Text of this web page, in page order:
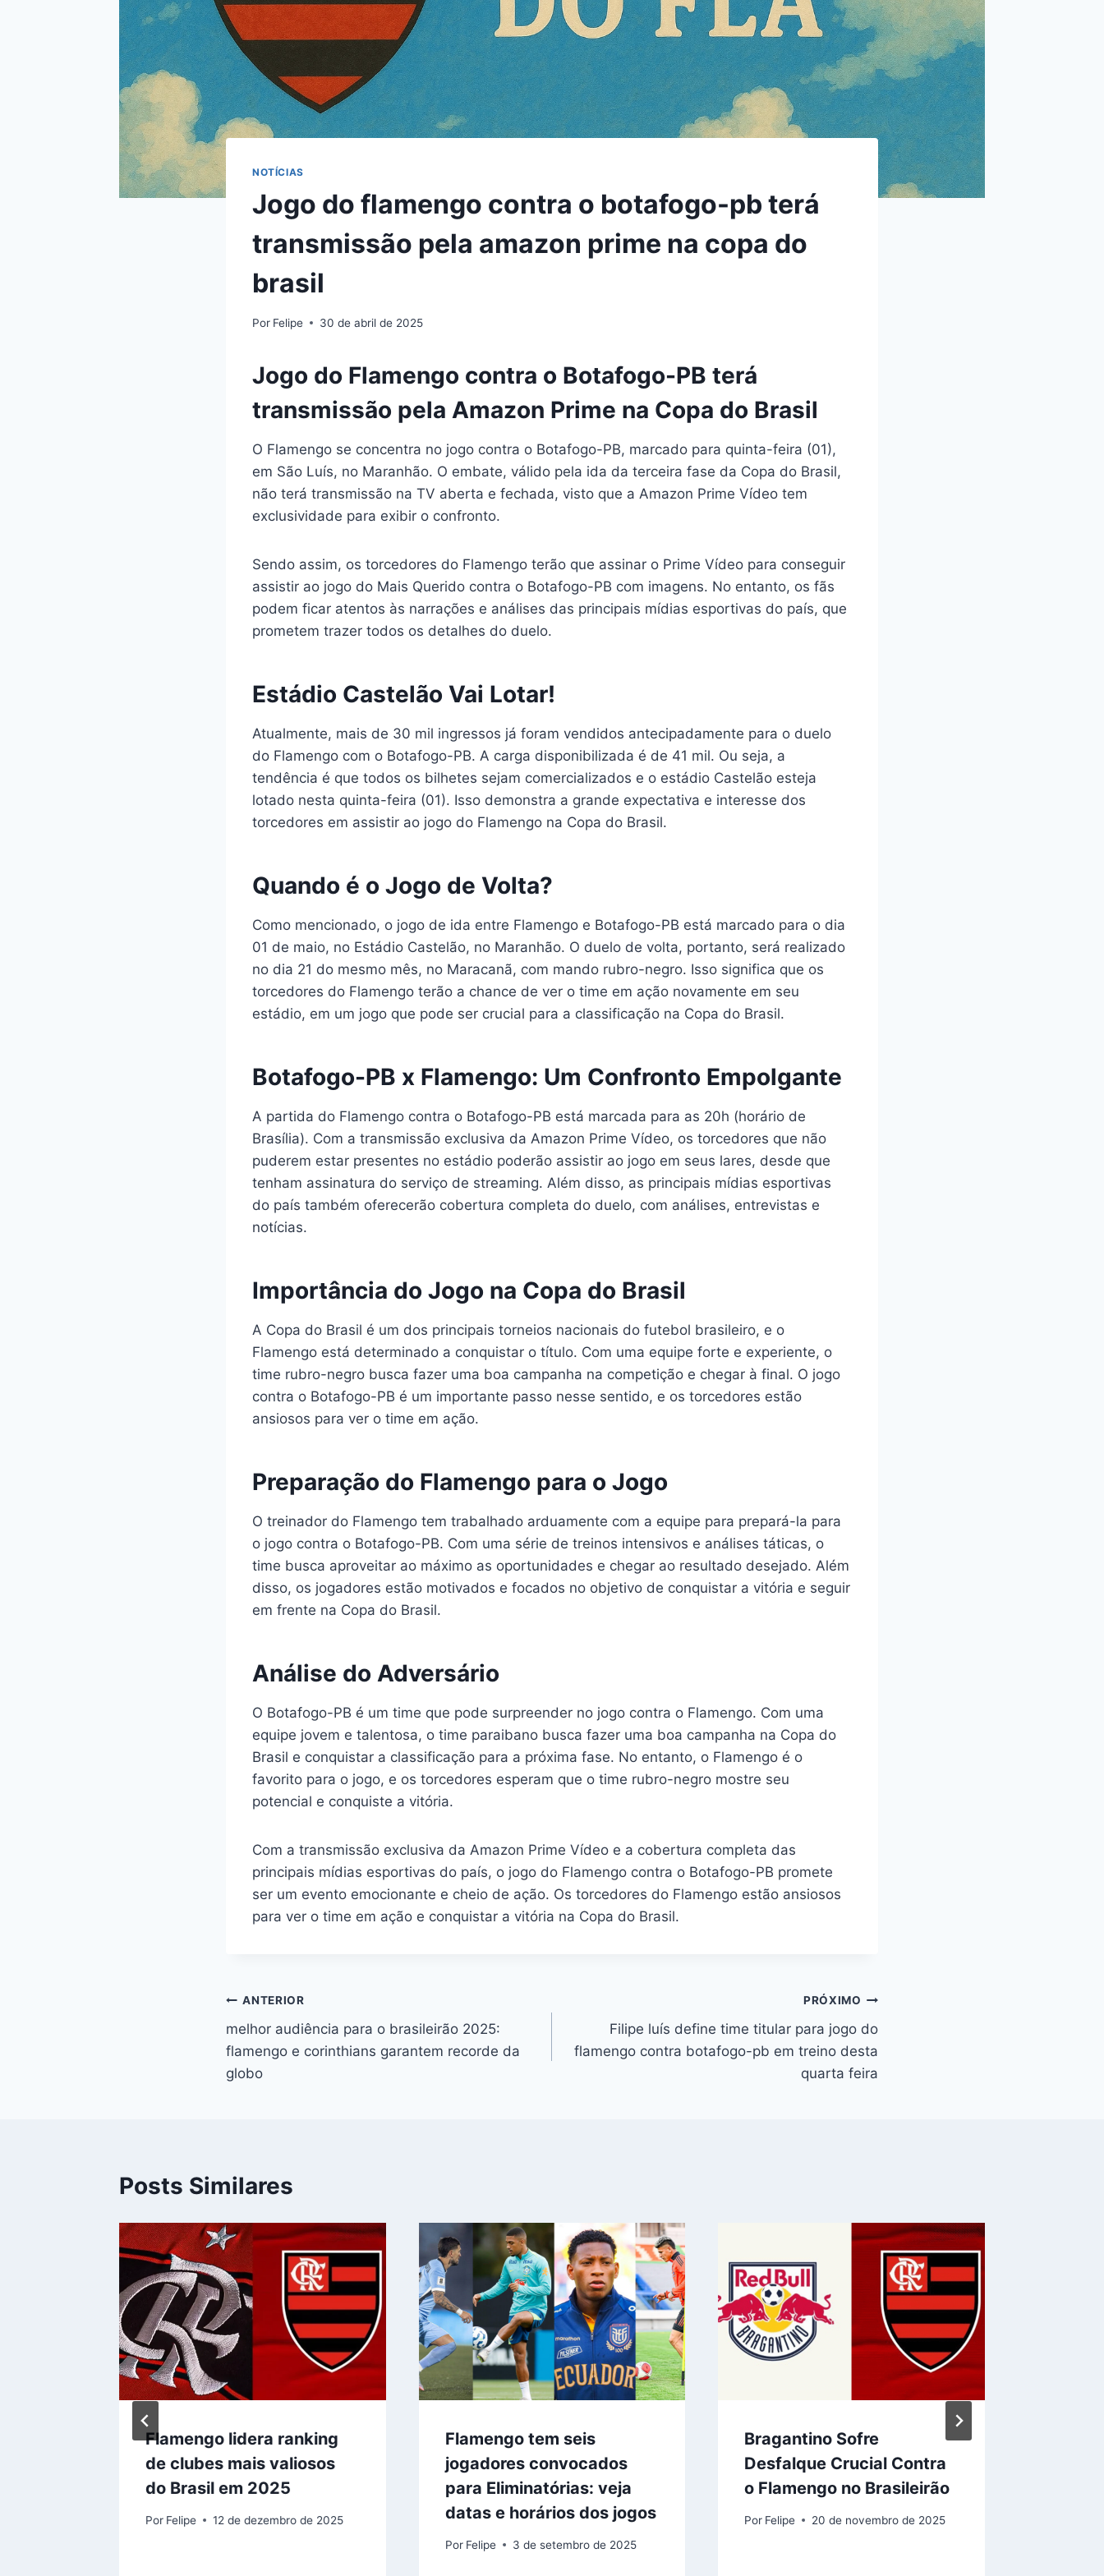
NOTÍCIAS
Jogo do flamengo contra o botafogo-pb terá
transmissão pela amazon prime na copa do
brasil
Por Felipe 30 de abril de 2025
Jogo do Flamengo contra o Botafogo-PB terá
transmissão pela Amazon Prime na Copa do Brasil
O Flamengo se concentra no jogo contra o Botafogo-PB, marcado para quinta-feira (01),
em São Luís, no Maranhão. O embate, válido pela ida da terceira fase da Copa do Brasil,
não terá transmissão na TV aberta e fechada, visto que a Amazon Prime Vídeo tem
exclusividade para exibir o confronto.
Sendo assim, os torcedores do Flamengo terão que assinar o Prime Vídeo para conseguir
assistir ao jogo do Mais Querido contra o Botafogo-PB com imagens. No entanto, os fãs
podem ficar atentos às narrações e análises das principais mídias esportivas do país, que
prometem trazer todos os detalhes do duelo.
Estádio Castelão Vai Lotar!
Atualmente, mais de 30 mil ingressos já foram vendidos antecipadamente para o duelo
do Flamengo com o Botafogo-PB. A carga disponibilizada é de 41 mil. Ou seja, a
tendência é que todos os bilhetes sejam comercializados e o estádio Castelão esteja
lotado nesta quinta-feira (01). Isso demonstra a grande expectativa e interesse dos
torcedores em assistir ao jogo do Flamengo na Copa do Brasil.
Quando é o Jogo de Volta?
Como mencionado, o jogo de ida entre Flamengo e Botafogo-PB está marcado para o dia
01 de maio, no Estádio Castelão, no Maranhão. O duelo de volta, portanto, será realizado
no dia 21 do mesmo mês, no Maracanã, com mando rubro-negro. Isso significa que os
torcedores do Flamengo terão a chance de ver o time em ação novamente em seu
estádio, em um jogo que pode ser crucial para a classificação na Copa do Brasil.
Botafogo-PB x Flamengo: Um Confronto Empolgante
A partida do Flamengo contra o Botafogo-PB está marcada para as 20h (horário de
Brasília). Com a transmissão exclusiva da Amazon Prime Vídeo, os torcedores que não
puderem estar presentes no estádio poderão assistir ao jogo em seus lares, desde que
tenham assinatura do serviço de streaming. Além disso, as principais mídias esportivas
do país também oferecerão cobertura completa do duelo, com análises, entrevistas e
notícias.
Importância do Jogo na Copa do Brasil
A Copa do Brasil é um dos principais torneios nacionais do futebol brasileiro, e o
Flamengo está determinado a conquistar o título. Com uma equipe forte e experiente, o
time rubro-negro busca fazer uma boa campanha na competição e chegar à final. O jogo
contra o Botafogo-PB é um importante passo nesse sentido, e os torcedores estão
ansiosos para ver o time em ação.
Preparação do Flamengo para o Jogo
O treinador do Flamengo tem trabalhado arduamente com a equipe para prepará-la para
o jogo contra o Botafogo-PB. Com uma série de treinos intensivos e análises táticas, o
time busca aproveitar ao máximo as oportunidades e chegar ao resultado desejado. Além
disso, os jogadores estão motivados e focados no objetivo de conquistar a vitória e seguir
em frente na Copa do Brasil.
Análise do Adversário
O Botafogo-PB é um time que pode surpreender no jogo contra o Flamengo. Com uma
equipe jovem e talentosa, o time paraibano busca fazer uma boa campanha na Copa do
Brasil e conquistar a classificação para a próxima fase. No entanto, o Flamengo é o
favorito para o jogo, e os torcedores esperam que o time rubro-negro mostre seu
potencial e conquiste a vitória.
Com a transmissão exclusiva da Amazon Prime Vídeo e a cobertura completa das
principais mídias esportivas do país, o jogo do Flamengo contra o Botafogo-PB promete
ser um evento emocionante e cheio de ação. Os torcedores do Flamengo estão ansiosos
para ver o time em ação e conquistar a vitória na Copa do Brasil.
Navegação
de
Post
ANTERIOR
melhor audiência para o brasileirão 2025:
flamengo e corinthians garantem recorde da
globo
PRÓXIMO
Filipe luís define time titular para jogo do
flamengo contra botafogo-pb em treino desta
quarta feira
Posts Similares
Flamengo lidera ranking
de clubes mais valiosos
do Brasil em 2025
Por Felipe 12 de dezembro de 2025
Flamengo tem seis
jogadores convocados
para Eliminatórias: veja
datas e horários dos jogos
Por Felipe 3 de setembro de 2025
Bragantino Sofre
Desfalque Crucial Contra
o Flamengo no Brasileirão
Por Felipe 20 de novembro de 2025